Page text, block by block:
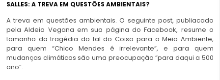
SALLES: A TREVA EM QUESTÕES AMBIENTAIS?
A treva em questões ambientais. O seguinte post, publiacado
pela Aldeia Vegana em sua página do Facebook, resume o
tamanho da tragédia do tal do Coiso para o Meio Ambiente,
para quem “Chico Mendes é irrelevante”, e para quem
mudanças climáticas são uma preocupação “para daqui a 500
ano”.